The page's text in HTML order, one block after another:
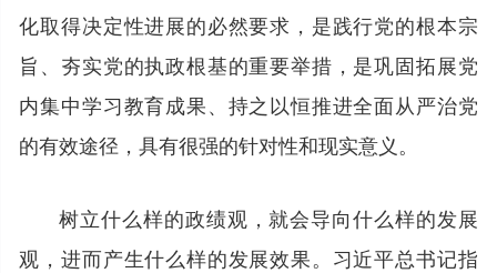
化取得决定性进展的必然要求，是践行党的根本宗
旨、夯实党的执政根基的重要举措，是巩固拓展党
内集中学习教育成果、持之以恒推进全面从严治党
的有效途径，具有很强的针对性和现实意义。
树立什么样的政绩观，就会导向什么样的发展
观，进而产生什么样的发展效果。习近平总书记指